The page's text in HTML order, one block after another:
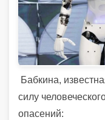
Бабкина,
силу
опасений: